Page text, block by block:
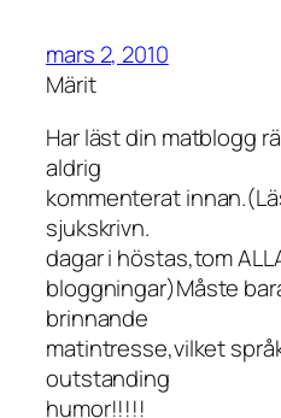
mars 2, 2010
Märit
Har läst din matblogg
aldrig
kommenterat
sjukskrivn.
dagar i höstas,tom
bloggningar)Måste
brinnande
matintresse,vilket
outstanding
humor!!!!!